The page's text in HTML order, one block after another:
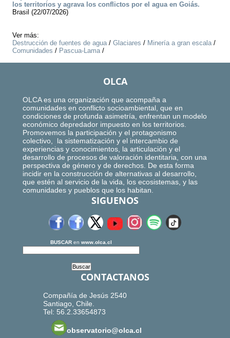
los territorios y agrava los conflictos por el agua en Goiás.
Brasil (22/07/2026)
Ver más:
Destrucción de fuentes de agua/ Glaciares / Minería a gran escala/
Comunidades / Pascua-Lama/
OLCA
OLCA es una organización que acompaña a
comunidades en conflicto socioambiental, que en
condiciones de profunda asimetría, enfrentan un modelo
económico depredador impuesto en los territorios.
Promovemos la participación y el protagonismo
colectivo, la sistematización y el intercambio de
experiencias y conocimientos, la articulación y el
desarrollo de procesos de valoración identitaria, con una
perspectiva de género y de derechos. De esta forma
incidir en la construcción de alternativas al desarrollo,
que estén al servicio de la vida, los ecosistemas, y las
comunidades y pueblos que los habitan.
SIGUENOS
BUSCAR en www.olca.cl
CONTACTANOS
Compañía de Jesús 2540
Santiago, Chile.
Tel: 56.2.33654873
observatorio@olca.cl